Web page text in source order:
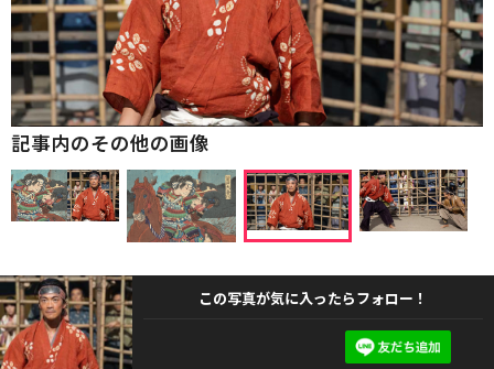
記事内のその他の画像
この写真が気に入ったらフォロー！